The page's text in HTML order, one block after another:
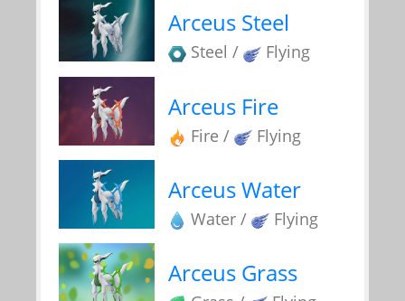
Arceus Steel
Steel / Flying
Arceus Fire
Fire / Flying
Arceus Water
Water / Flying
Arceus Grass